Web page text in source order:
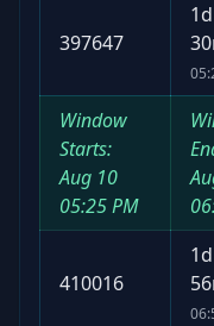
397647
Window
Starts:
Aug 10
05:25 PM
410016